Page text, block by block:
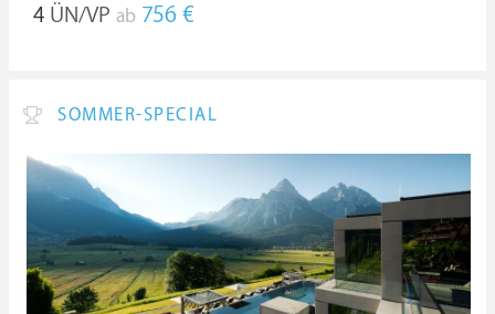
4 ÜN/VP ab 756 €
SOMMER-SPECIAL